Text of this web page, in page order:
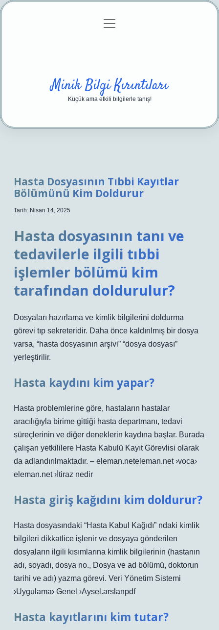
Gizlilik Politikası
menüyü
Minik Bilgi Kırıntıları
Küçük ama etkili bilgilerle tanış!
Hasta Dosyasının Tıbbi Kayıtlar
Bölümünü Kim Doldurur
Tarih: Nisan 14, 2025
Hasta dosyasının tanı ve
tedavilerle ilgili tıbbi
işlemler bölümü kim
tarafından doldurulur?
Dosyaları hazırlama ve kimlik bilgilerini doldurma
görevi tıp sekreteridir. Daha önce kaldırılmış bir dosya
varsa, “hasta dosyasının arşivi” “dosya dosyası”
yerleştirilir.
Hasta kaydını kim yapar?
Hasta problemlerine göre, hastaların hastalar
aracılığıyla birime gittiği hasta departmanı, tedavi
süreçlerinin ve diğer deneklerin kaydına başlar. Burada
çalışan yetkililere Hasta Kabulü Kayıt Görevlisi olarak
da adlandırılmaktadır. – eleman.neteleman.net ›voca›
eleman.net ›İtiraz nedir
Hasta giriş kağıdını kim doldurur?
Hasta dosyasındaki “Hasta Kabul Kağıdı” ndaki kimlik
bilgileri dikkatlice işlenir ve dosyaya gönderilen
dosyaların ilgili kısımlarına kimlik bilgilerinin (hastanın
adı, soyadı, dosya no., Dosya ve ad bölümü, doktorun
tarihi ve adı) yazma görevi. Veri Yönetim Sistemi
›Uygulama› Genel ›Aysel.arslanpdf
Hasta kayıtlarını kim tutar?